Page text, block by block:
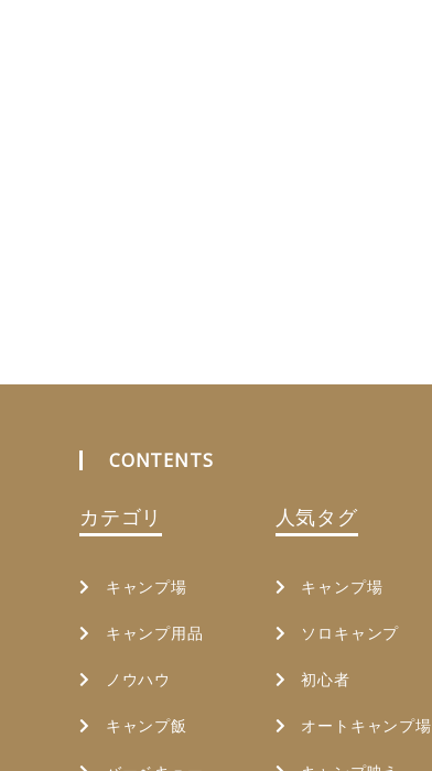
CONTENTS
カテゴリ
キャンプ場
キャンプ用品
ノウハウ
キャンプ飯
人気タグ
キャンプ場
ソロキャンプ
初心者
オートキャンプ場